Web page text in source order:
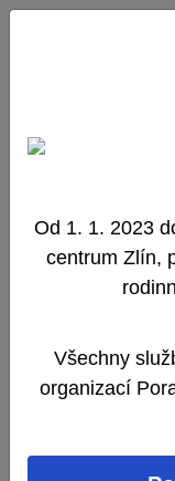
péče
Od 1. 1. 2023
centrum Zlín,
Všechny
organizací